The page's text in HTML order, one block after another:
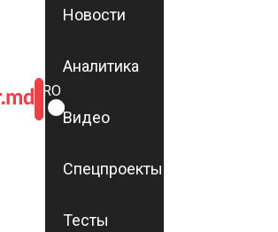
ROMÂNĂ
RU
Новости
Аналитика
Видео
Спецпроекты
Тесты